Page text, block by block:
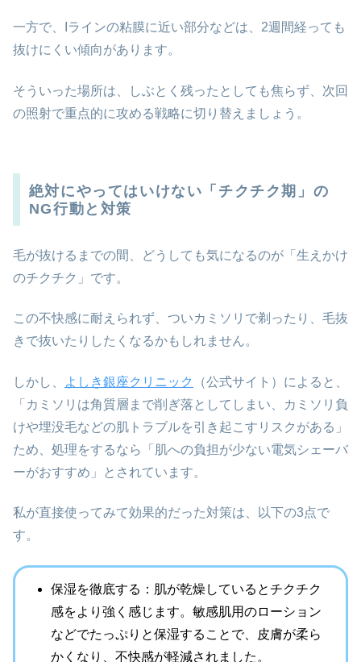
一方で、Iラインの粘膜に近い部分などは、2週間経っても
抜けにくい傾向があります。
そういった場所は、しぶとく残ったとしても焦らず、次回
の照射で重点的に攻める戦略に切り替えましょう。
絶対にやってはいけない「チクチク期」の
NG行動と対策
毛が抜けるまでの間、どうしても気になるのが「生えかけ
のチクチク」です。
この不快感に耐えられず、ついカミソリで剃ったり、毛抜
きで抜いたりしたくなるかもしれません。
しかし、 よしき銀座クリニック
（公式サイト）によると、
「カミソリは角質層まで削ぎ落としてしまい、カミソリ負
けや埋没毛などの肌トラブルを引き起こすリスクがある」
ため、処理をするなら「肌への負担が少ない電気シェーバ
ーがおすすめ」とされています。
私が直接使ってみて効果的だった対策は、以下の3点で
す。
保湿を徹底する：肌が乾燥しているとチクチク
感をより強く感じます。敏感肌用のローション
などでたっぷりと保湿することで、皮膚が柔ら
かくなり、不快感が軽減されました。